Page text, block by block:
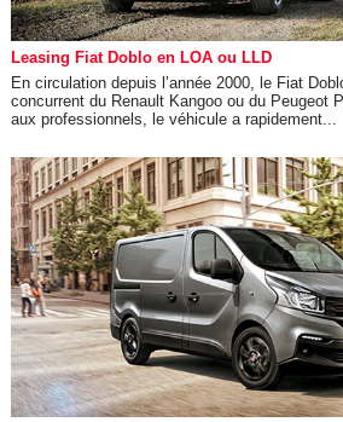
Leasing Fiat Doblo en LOA ou LLD
En circulation depuis l’année 2000, le Fiat
concurrent du Renault Kangoo ou du Peugeot
aux professionnels, le véhicule a rapidement...